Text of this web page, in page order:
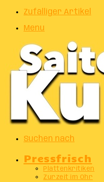
Zufälliger Artikel
Menu
Suchen nach
Pressfrisch
Plattenkritiken
Zurzeit im Ohr